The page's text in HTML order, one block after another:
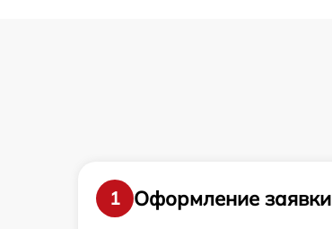
1
Оформление заявки